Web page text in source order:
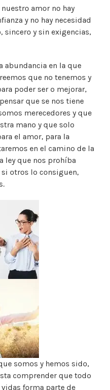
amor no hay
y no hay necesidad
y sin exigencias,
abundancia en la que
que no tenemos y
poder ser o mejorar,
que se nos tiene
merecedores y que
mano y que solo
el amor, para la
en el camino de la
ley que nos prohíba
otros lo consiguen,
somos y hemos sido,
comprender que todo
forma parte de